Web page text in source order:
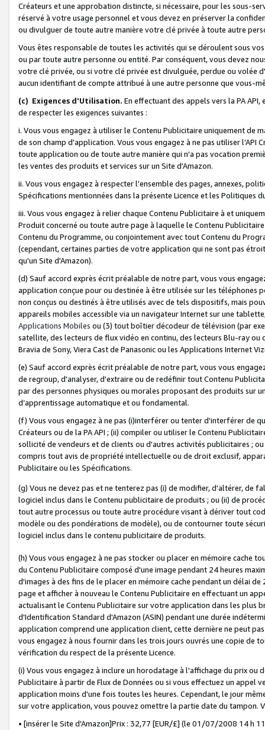
Créateurs et une approbation distincte, si nécessaire, pour les sous-
réservé à votre usage personnel et vous devez en préserver la
ou divulguer de toute autre manière votre clé privée à toute autre
Vous êtes responsable de toutes les activités qui se déroulent sous
ou par toute autre personne ou entité. Par conséquent, vous devez
votre clé privée, ou si votre clé privée est divulguée, perdue ou volée
aucun identifiant de compte attribué à une autre personne que vous-
(c) Exigences d'Utilisation. En effectuant des appels vers la PA
de respecter les exigences suivantes :
i. Vous vous engagez à utiliser le Contenu Publicitaire uniquement de
de son champ d'application. Vous vous engagez à ne pas utiliser l’API
toute application ou de toute autre manière qui n'a pas vocation
les ventes des produits et services sur un Site d'Amazon.
ii. Vous vous engagez à respecter l'ensemble des pages, annexes,
Spécifications mentionnées dans la présente Licence et les Politiques
iii. Vous vous engagez à relier chaque Contenu Publicitaire à et
Produit concerné ou toute autre page à laquelle le Contenu
Contenu du Programme, ou conjointement avec tout Contenu du
(cependant, certaines parties de votre application qui ne sont pas
qu'un Site d'Amazon).
(d) Sauf accord exprès écrit préalable de notre part, vous vous
application conçue pour ou destinée à être utilisée sur les téléphones
non conçus ou destinés à être utilisés avec de tels dispositifs, mais
appareils mobiles accessible via un navigateur Internet sur une
Applications Mobiles ou (3) tout boîtier décodeur de télévision (par
satellite, des lecteurs de flux vidéo en continu, des lecteurs Blu-ray
Bravia de Sony, Viera Cast de Panasonic ou les Applications Internet
(e) Sauf accord exprès écrit préalable de notre part, vous vous
de regroup, d'analyser, d'extraire ou de redéfinir tout Contenu
par des personnes physiques ou morales proposant des produits sur
d’apprentissage automatique et ou fondamental.
(f) Vous vous engagez à ne pas (i)interférer ou tenter d'interférer de
Créateurs ou de la PA API ; (ii) compiler ou utiliser le Contenu
sollicité de vendeurs et de clients ou d'autres activités publicitaires ;
compris tout avis de propriété intellectuelle ou de droit exclusif,
Publicitaire ou les Spécifications.
(g) Vous ne devez pas et ne tenterez pas (i) de modifier, d'altérer, de
logiciel inclus dans le Contenu publicitaire de produits ; ou (ii) de
tout autre processus ou toute autre procédure visant à dériver tout
modèle ou des pondérations de modèle), ou de contourner toute
logiciel inclus dans le contenu publicitaire de produits.
(h) Vous vous engagez à ne pas stocker ou placer en mémoire cache
du Contenu Publicitaire composé d'une image pendant 24 heures
d'images à des fins de le placer en mémoire cache pendant un délai
page et afficher à nouveau le Contenu Publicitaire en effectuant un
actualisant le Contenu Publicitaire sur votre application dans les plus
d'Identification Standard d'Amazon (ASIN) pendant une durée
application comprend une application client, cette dernière ne peut
vous engagez à nous fournir dans les trois jours ouvrés une copie de
vérification du respect de la présente Licence.
(i) Vous vous engagez à inclure un horodatage à l'affichage du prix
Publicitaire à partir de Flux de Données ou si vous effectuez un appel
application moins d'une fois toutes les heures. Cependant, le jour
sur votre application, vous pouvez omettre la partie date du tampon.
• [insérer le Site d'Amazon]Prix : 32,77 [EUR/£] (le 01/07/2008 14 h